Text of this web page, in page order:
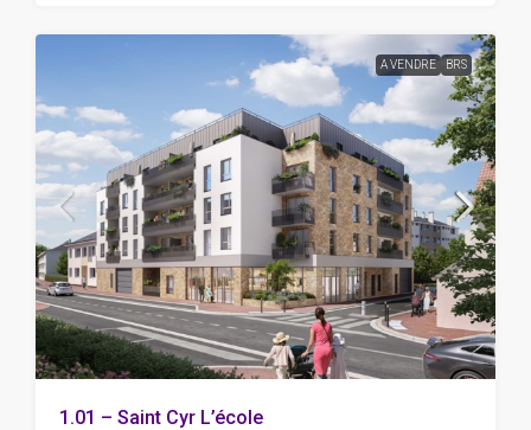
A VENDRE BRS
1.01 – Saint Cyr L’école